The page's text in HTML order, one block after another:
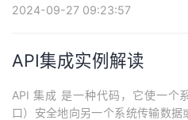
2024-09-27 09:23:57
API集成实例解读
API 集成 是一种代码，它使一个
口）安全地向另一个系统传输数